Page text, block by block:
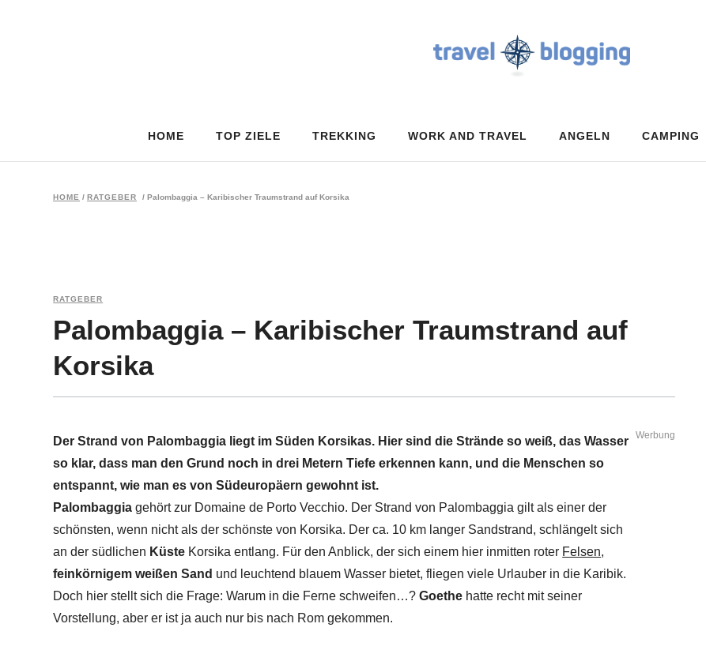
HOME TOP ZIELE TREKKING WORK AND TRAVEL ANGELN CAMPING
HOME / RATGEBER / Palombaggia – Karibischer Traumstrand auf Korsika
RATGEBER
Palombaggia – Karibischer Traumstrand auf
Korsika
Der Strand von Palombaggia liegt im Süden Korsikas. Hier sind die Strände so weiß, das Wasser
so klar, dass man den Grund noch in drei Metern Tiefe erkennen kann, und die Menschen so
entspannt, wie man es von Südeuropäern gewohnt ist.
Palombaggiagehört zur Domaine de Porto Vecchio. Der Strand von Palombaggia gilt als einer der
schönsten, wenn nicht als der schönste von Korsika. Der ca. 10 km langer Sandstrand, schlängelt sich
an der südlichen Küste Korsika entlang. Für den Anblick, der sich einem hier inmitten roter Felsen,
feinkörnigem weißen Sand und leuchtend blauem Wasser bietet, fliegen viele Urlauber in die Karibik.
Doch hier stellt sich die Frage: Warum in die Ferne schweifen…?Goethe hatte recht mit seiner
Vorstellung, aber er ist ja auch nur bis nach Rom gekommen.
Werbung